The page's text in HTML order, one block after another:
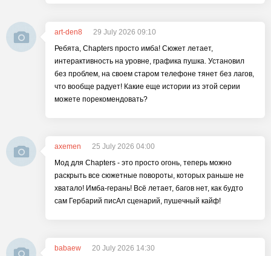
art-den8
29 July 2026 09:10
Ребята, Chapters просто имба! Сюжет летает,
интерактивность на уровне, графика пушка. Установил
без проблем, на своем старом телефоне тянет без лагов,
что вообще радует! Какие еще истории из этой серии
можете порекомендовать?
axemen
25 July 2026 04:00
Мод для Chapters - это просто огонь, теперь можно
раскрыть все сюжетные повороты, которых раньше не
хватало! Имба-герань! Всё летает, багов нет, как будто
сам Гербарий писАл сценарий, пушечный кайф!
babaew
20 July 2026 14:30